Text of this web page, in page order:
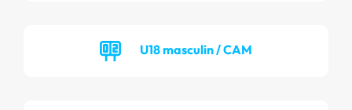
U18 masculin / CAM